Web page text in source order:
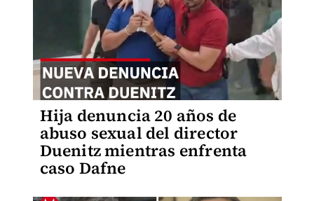
Hija denuncia 20 años de
abuso sexual del director
Duenitz mientras enfrenta
caso Dafne